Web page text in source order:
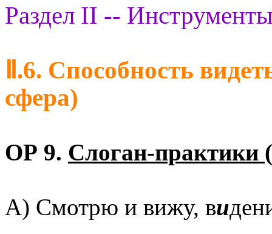
Раздел II --
Ⅱ.6. Способность
сфера)
ОР 9. Слоган-практики
А) Смотрю и вижу, ви